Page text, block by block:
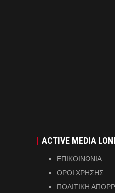
ACTIVE MEDIA
ΕΠΙΚΟΙΝΩΝΙΑ
ΟΡΟΙ ΧΡΗΣΗΣ
ΠΟΛΙΤΙΚΗ